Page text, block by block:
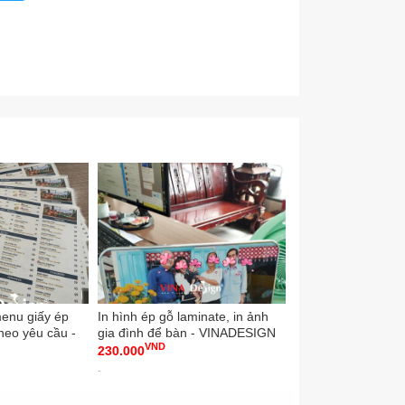
#incanvasgiare #inanlogotheoyeucau
#congtyinkythuatso #congtyin #congtyinan
#VINADESIGN #BinhLoiTrung #TPHCM
giấy ép
yêu cầu -
In hình ép gỗ laminate, in ảnh
gia đình để bàn - VINADESIGN
230.000VND
-